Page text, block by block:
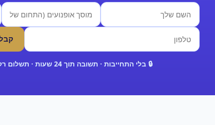
🔒 בלי התחייבות · תשובה תוך 24 שעות · תשלום רק כשאתה מרוצה